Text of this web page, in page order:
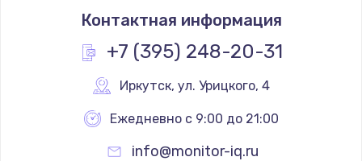
Не сопряжается с устройством
900 руб.
Заказать
Помехи и искажение звука
900 руб.
Контактная информация
+7 (395) 248-20-31
Иркутск, ул. Урицкого, 4
Ежедневно с 9:00 до 21:00
info@monitor-iq.ru